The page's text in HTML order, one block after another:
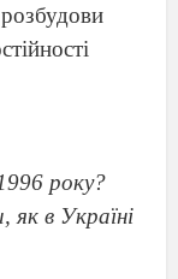
року?
як в Україні